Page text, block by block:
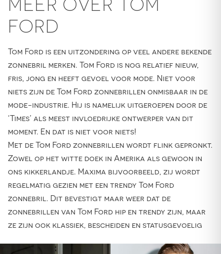
MEER OVER TOM
FORD
Tom Ford is een uitzondering op veel andere bekende
zonnebril merken. Tom Ford is nog relatief nieuw,
fris, jong en heeft gevoel voor mode. Niet voor
niets zijn de Tom Ford zonnebrillen onmisbaar in de
mode-industrie. Hij is namelijk uitgeroepen door de
‘Times’ als meest invloedrijke ontwerper van dit
moment. En dat is niet voor niets!
Met de Tom Ford zonnebrillen wordt flink gepronkt.
Zowel op het witte doek in Amerika als gewoon in
ons kikkerlandje. Maxima bijvoorbeeld, zij wordt
regelmatig gezien met een trendy Tom Ford
zonnebril. Dit bevestigt maar weer dat de
zonnebrillen van Tom Ford hip en trendy zijn, maar
ze zijn ook klassiek, bescheiden en statusgevoelig